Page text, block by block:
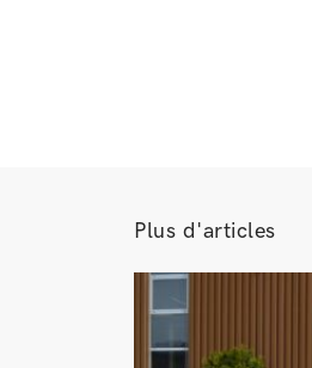
Plus d'articles